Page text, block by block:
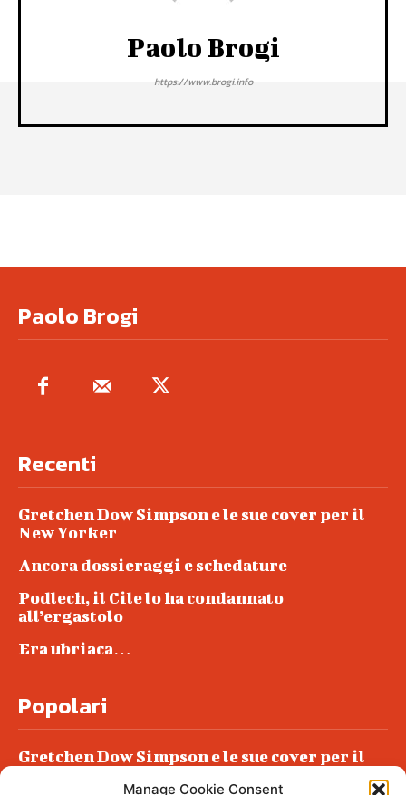
Manage Cookie Consent
Paolo Brogi
https://www.brogi.info
Paolo Brogi
Recenti
Gretchen Dow Simpson e le sue cover per il
New Yorker
Ancora dossieraggi e schedature
Podlech, il Cile lo ha condannato
all’ergastolo
Era ubriaca…
Popolari
Gretchen Dow Simpson e le sue cover per il